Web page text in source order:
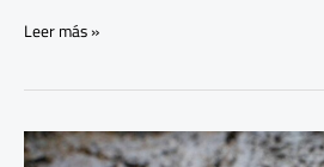
Leer más »
La